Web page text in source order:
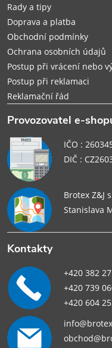
Rady a tipy
Doprava a platba
Obchodní podmínky
Ochrana osobních údajů
Postup při vrácení nebo
Postup při reklamaci
Reklamační řád
Provozovatel e-
IČO :
DIČ :
Brotex Z&J
Stanislava
Kontakty
+420 382
+420 739
+420 604